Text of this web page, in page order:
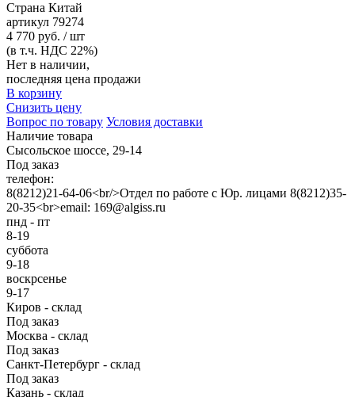
Страна Китай
артикул 79274
4 770 руб. / шт
(в т.ч. НДС 22%)
Нет в наличии,
последняя цена продажи
В корзину
Снизить цену
Вопрос по товару Условия доставки
Наличие товара
Сысольское шоссе, 29-14
Под заказ
телефон:
8(8212)21-64-06<br/>Отдел по работе с Юр. лицами 8(8212)35-
20-35<br>email: 169@algiss.ru
пнд - пт
8-19
суббота
9-18
воскрсенье
9-17
Киров - склад
Под заказ
Москва - склад
Под заказ
Санкт-Петербург - склад
Под заказ
Казань - склад